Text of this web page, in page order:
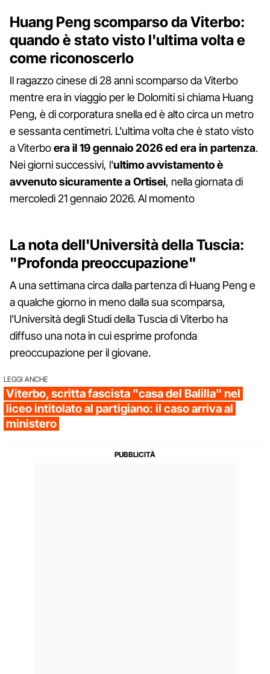
Huang Peng scomparso da Viterbo:
quando è stato visto l'ultima volta e
come riconoscerlo
Il ragazzo cinese di 28 anni scomparso da Viterbo
mentre era in viaggio per le Dolomiti si chiama Huang
Peng, è di corporatura snella ed è alto circa un metro
e sessanta centimetri. L'ultima volta che è stato visto
a Viterboera il 19 gennaio 2026 ed era in partenza.
Nei giorni successivi, l'ultimo avvistamento è
avvenuto sicuramente a Ortisei, nella giornata di
mercoledì 21 gennaio 2026. Al momento
La nota dell'Università della Tuscia:
"Profonda preoccupazione"
A una settimana circa dalla partenza di Huang Peng e
a qualche giorno in meno dalla sua scomparsa,
l'Università degli Studi della Tuscia di Viterbo ha
diffuso una nota in cui esprime profonda
preoccupazione per il giovane.
LEGGI ANCHE
Viterbo, scritta fascista "casa del Balilla" nel
liceo intitolato al partigiano: il caso arriva al
ministero